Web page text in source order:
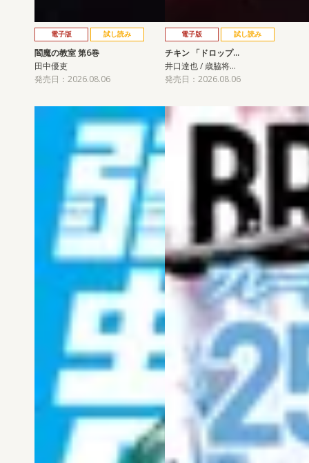
電子版 試し読み
閻魔の教室 第6巻
田中優吏
発売日：2026.08.06
電子版 試し読み
チキン 「ドロップ…
井口達也 / 歳脇将…
発売日：2026.08.06